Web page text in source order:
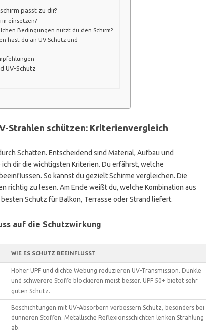
passt zu dir?
einsetzen?
Bedingungen nutzt du den Schirm?
hast du an UV-Schutz und
UV-Schutz
Strahlen schützen: Kriterienvergleich
Schatten. Entscheidend sind Material, Aufbau und
dir die wichtigsten Kriterien. Du erfährst, welche
So kannst du gezielt Schirme vergleichen. Die
richtig zu lesen. Am Ende weißt du, welche Kombination aus
Schutz für Balkon, Terrasse oder Strand liefert.
auf die Schutzwirkung
WIE ES SCHUTZ BEEINFLUSST
Hoher UPF und dichte Webung reduzieren UV-Transmission. Dunkle
und schwerere Stoffe blockieren meist besser. UPF 50+ bietet sehr
guten Schutz.
Beschichtungen mit UV-Absorbern verbessern Schutz, besonders bei
dünneren Stoffen. Metallische Reflexionsschichten lenken Strahlung
ab.